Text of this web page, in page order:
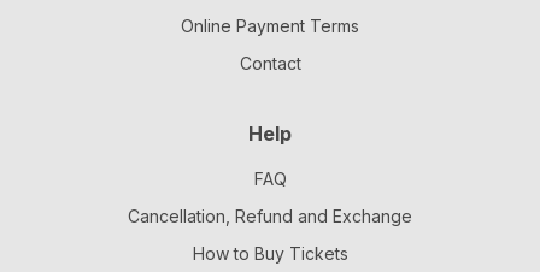
Online Payment Terms
Contact
Help
FAQ
Cancellation, Refund and Exchange
How to Buy Tickets